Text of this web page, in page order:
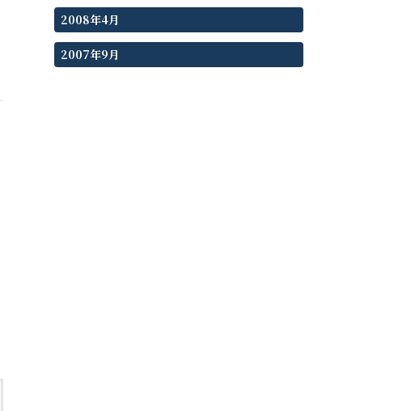
2008年4月
2007年9月